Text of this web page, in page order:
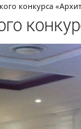
конкурса